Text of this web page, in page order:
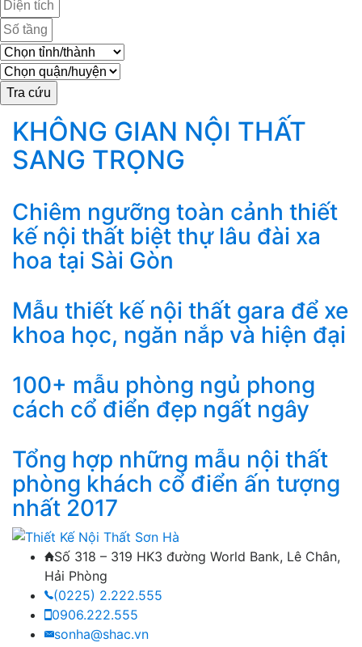
KHÔNG GIAN NỘI THẤT
SANG TRỌNG
Chiêm ngưỡng toàn cảnh thiết
kế nội thất biệt thự lâu đài xa
hoa tại Sài Gòn
Mẫu thiết kế nội thất gara để xe
khoa học, ngăn nắp và hiện đại
100+ mẫu phòng ngủ phong
cách cổ điển đẹp ngất ngây
Tổng hợp những mẫu nội thất
phòng khách cổ điển ấn tượng
nhất 2017
Số 318 – 319 HK3 đường World Bank, Lê Chân,
Hải Phòng
(0225) 2.222.555
0906.222.555
sonha@shac.vn